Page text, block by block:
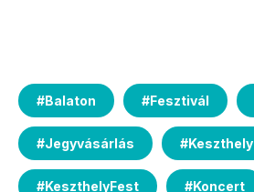
#Balaton #Fesztivál
#Jegyvásárlás #Keszthely
#KeszthelyFest #Koncert